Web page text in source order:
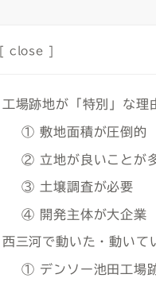
[ close ]
工場跡地が「特別」な理
① 敷地面積が圧倒的
② 立地が良いことが
③ 土壌調査が必要
④ 開発主体が大企業
西三河で動いた・動いて
① デンソー池田工場